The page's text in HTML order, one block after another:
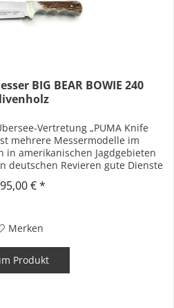
BIG BEAR BOWIE 240
Vertretung „PUMA Knife
mehrere Messermodelle im
amerikanischen Jagdgebieten
deutschen Revieren gute Dienste
€ *
Merken
Produkt